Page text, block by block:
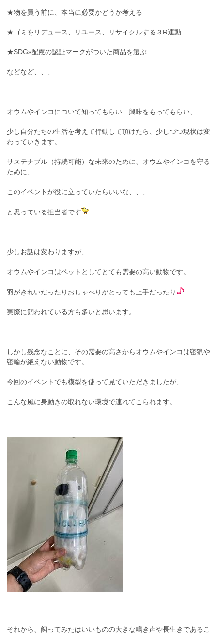
★物を買う前に、本当に必要かどうか考える
★ゴミをリデュース、リユース、リサイクルする３R運動
★SDGs配慮の認証マークがついた商品を選ぶ
などなど、、、
オウムやインコについて知ってもらい、興味をもってもらい、
少し自分たちの生活を考えて行動して頂けたら、少しづつ現状は変
わっていきます。
サステナブル（持続可能）な未来のために、オウムやインコを守る
ために、
このイベントが役に立っていたらいいな、、、
と思っている担当者です
少しお話は変わりますが、
オウムやインコはペットとしてとても需要の高い動物です。
羽がきれいだったりおしゃべりがとっても上手だったり
実際に飼われている方も多いと思います。
しかし残念なことに、その需要の高さからオウムやインコは密猟や
密輸が絶えない動物です。
今回のイベントでも模型を使って見ていただきましたが、
こんな風に身動きの取れない環境で連れてこられます。
それから、飼ってみたはいいものの大きな鳴き声や長生きであるこ